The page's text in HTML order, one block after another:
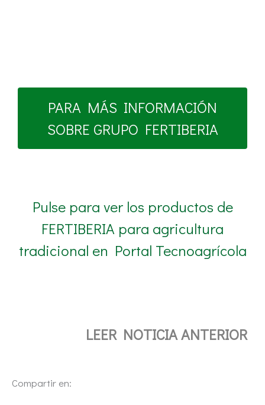
PARA MÁS INFORMACIÓN
SOBRE GRUPO FERTIBERIA
Pulse para ver los productos de
FERTIBERIA para agricultura
tradicional en Portal Tecnoagrícola
LEER NOTICIA ANTERIOR
Compartir en: